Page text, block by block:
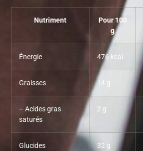
Nutriment
Pour 100
g
Énergie 476 kcal
Graisses 14 g
– Acides gras
saturés
2 g
Glucides 32 g